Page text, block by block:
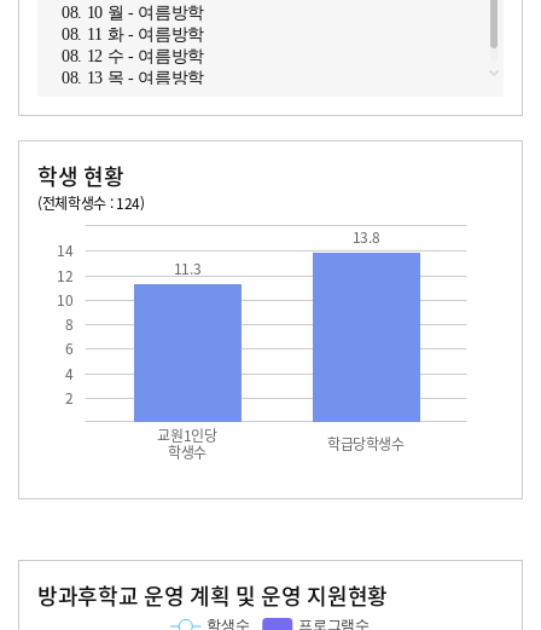
08. 10 월 - 여름방학
08. 11 화 - 여름방학
08. 12 수 - 여름방학
08. 13 목 - 여름방학
학생 현황
(전체학생수 : 124)
2
4
6
8
10
12
14
교원1인당
학생수 학급당학생수
11.3
13.8
방과후학교 운영 계획 및 운영 지원현황